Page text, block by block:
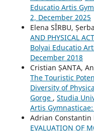
Educatio Artis
2, December 2025
Elena SÎRBU,
AND PHYSICAL
Bolyai Educatio
December 2018
Cristian ȘANTA,
The Touristic
Diversity of
Gorge , Studia
Artis
Adrian Constantin
EVALUATION OF